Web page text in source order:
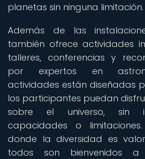
planetas sin ninguna limitación.
Además de las
también ofrece actividades
talleres, conferencias y
por expertos en
actividades están diseñadas
los participantes puedan
sobre el universo, sin
capacidades o
donde la diversidad es
todos son bienvenidos